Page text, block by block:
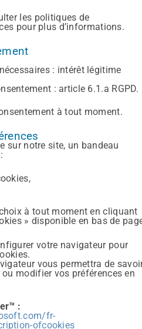
les politiques de
pour plus d’informations.
: intérêt légitime
: article 6.1.a RGPD.
à tout moment.
sur notre site, un bandeau
à tout moment en cliquant
» disponible en bas de
votre navigateur pour
vous permettra de
modifier vos préférences en
:
fr-
ofcookies